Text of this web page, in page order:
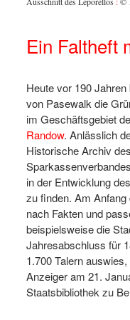
Ein Faltheft
Heute vor 190
von Pasewalk die
im Geschäftsgebiet
Randow. Anlässlich
Historische Archiv
in der Entwicklung
zu finden. Am
nach Fakten und
beispielsweise die
Jahresabschluss für
1.700 Talern
Anzeiger am 21.
Staatsbibliothek zu